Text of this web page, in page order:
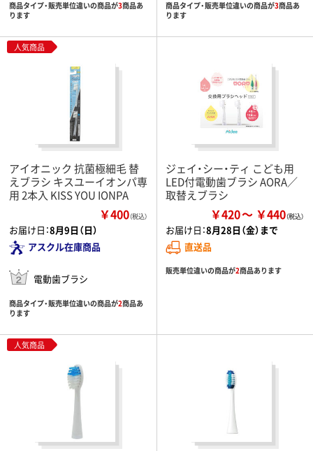
商品タイプ・販売単位違いの商品が3商品あ
ります
商品タイプ・販売単位違いの商品が3商品あ
ります
人気商品
アイオニック 抗菌極細毛 替
えブラシ キスユーイオンパ専
用 2本入 KISS YOU IONPA
￥400（税込）
お届け日：8月9日（日）
アスクル在庫商品
電動歯ブラシ
商品タイプ・販売単位違いの商品が2商品あ
ります
ジェイ・シー・ティ こども用
LED付電動歯ブラシ AORA／
取替えブラシ
￥420 ￥440
お届け日：8月28日（金）まで
直送品
販売単位違いの商品が2商品あります
人気商品